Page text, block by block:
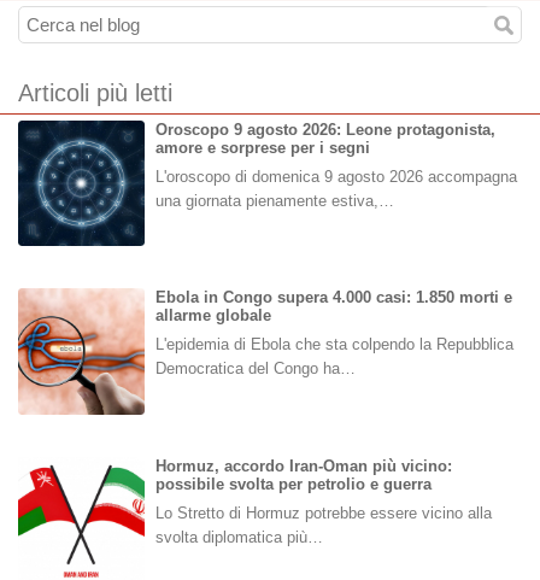
Articoli più letti
Oroscopo 9 agosto 2026: Leone protagonista,
amore e sorprese per i segni
L'oroscopo di domenica 9 agosto 2026 accompagna
una giornata pienamente estiva,…
Ebola in Congo supera 4.000 casi: 1.850 morti e
allarme globale
L'epidemia di Ebola che sta colpendo la Repubblica
Democratica del Congo ha…
Hormuz, accordo Iran-Oman più vicino:
possibile svolta per petrolio e guerra
Lo Stretto di Hormuz potrebbe essere vicino alla
svolta diplomatica più…